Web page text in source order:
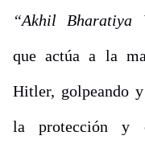
“Akhil Bharatiya
que actúa a la
Hitler, golpeando
la protección y